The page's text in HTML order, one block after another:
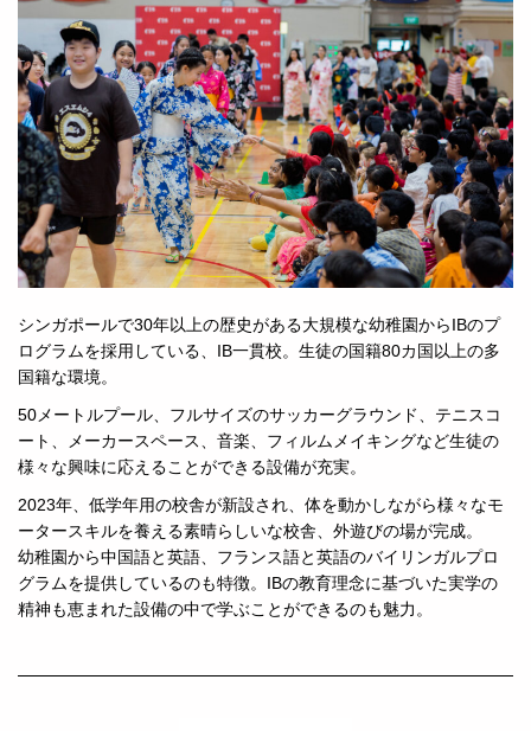
シンガポールで30年以上の歴史がある大規模な幼稚園からIBのプ
ログラムを採用している、IB一貫校。生徒の国籍80カ国以上の多
国籍な環境。
50メートルプール、フルサイズのサッカーグラウンド、テニスコ
ート、メーカースペース、音楽、フィルムメイキングなど生徒の
様々な興味に応えることができる設備が充実。
2023年、低学年用の校舎が新設され、体を動かしながら様々なモ
ータースキルを養える素晴らしいな校舎、外遊びの場が完成。
幼稚園から中国語と英語、フランス語と英語のバイリンガルプロ
グラムを提供しているのも特徴。IBの教育理念に基づいた実学の
精神も恵まれた設備の中で学ぶことができるのも魅力。